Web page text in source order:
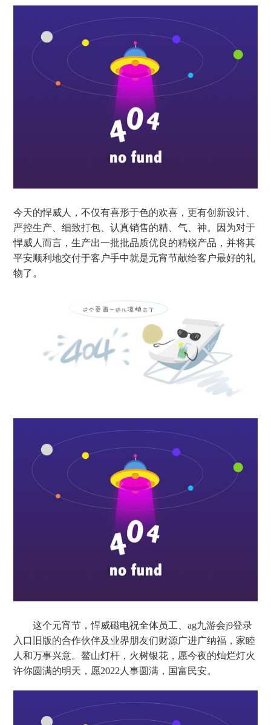
今天的悍威人，不仅有喜形于色的欢喜，更有创新设计、
严控生产、细致打包、认真销售的精、气、神。因为对于
悍威人而言，生产出一批批品质优良的精锐产品，并将其
平安顺利地交付于客户手中就是元宵节献给客户最好的礼
物了。
这个元宵节，悍威磁电祝全体员工、ag九游会j9登录
入口旧版的合作伙伴及业界朋友们财源广进广纳福，家睦
人和万事兴意。鳌山灯杆，火树银花，愿今夜的灿烂灯火
许你圆满的明天，愿2022人事圆满，国富民安。